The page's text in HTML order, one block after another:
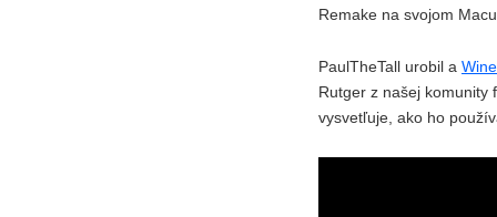
Remake na svojom
PaulTheTall urobil a
Rutger z našej komunity
vysvetľuje, ako ho